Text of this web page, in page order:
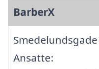
BarberX
Ansatte: